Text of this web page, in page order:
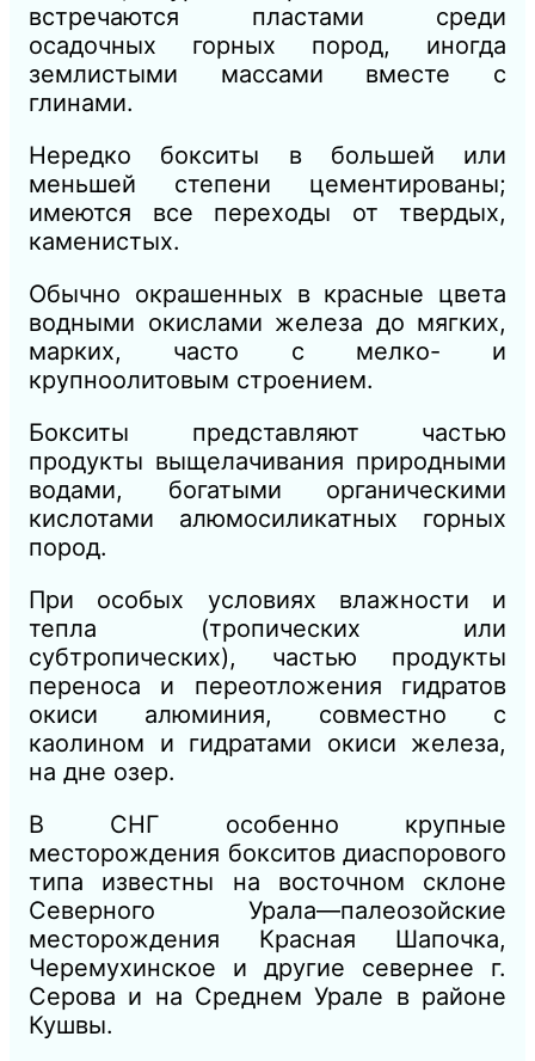
встречаются пластами среди
осадочных горных пород, иногда
землистыми массами вместе с
глинами.
Нередко бокситы в большей или
меньшей степени цементированы;
имеются все переходы от твердых,
каменистых.
Обычно окрашенных в красные цвета
водными окислами железа до мягких,
марких, часто с мелко- и
крупноолитовым строением.
Бокситы представляют частью
продукты выщелачивания природными
водами, богатыми органическими
кислотами алюмосиликатных горных
пород.
При особых условиях влажности и
тепла (тропических или
субтропических), частью продукты
переноса и переотложения гидратов
окиси алюминия, совместно с
каолином и гидратами окиси железа,
на дне озер.
В СНГ особенно крупные
месторождения бокситов диаспорового
типа известны на восточном склоне
Северного Урала—палеозойские
месторождения Красная Шапочка,
Черемухинское и другие севернее г.
Серова и на Среднем Урале в районе
Кушвы.